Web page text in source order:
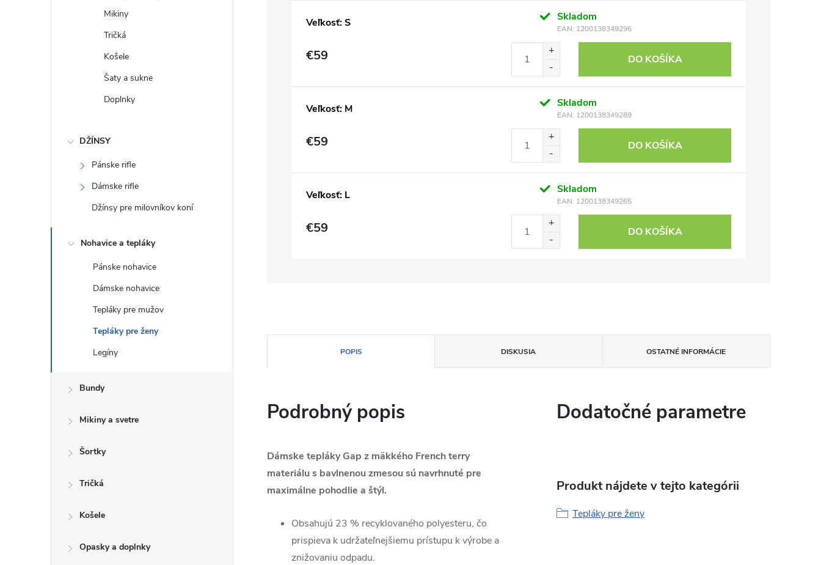
Mikiny
Tričká
Košele
Šaty a sukne
Doplnky
DŽÍNSY
Pánske rifle
Dámske rifle
Džínsy pre milovníkov koní
Nohavice a tepláky
Pánske nohavice
Dámske nohavice
Tepláky pre mužov
Tepláky pre ženy
Legíny
Bundy
Mikiny a svetre
Šortky
Tričká
Košele
Opasky a doplnky
Veľkosť: S Skladom
EAN: 1200138349296
€59 DO KOŠÍKA
Veľkosť: M Skladom
EAN: 1200138349289
€59 DO KOŠÍKA
Veľkosť: L Skladom
EAN: 1200138349265
€59 DO KOŠÍKA
POPIS DISKUSIA OSTATNÉ INFORMÁCIE
Podrobný popis
Dámske tepláky Gap z mäkkého French terry
materiálu s bavlnenou zmesou sú navrhnuté pre
maximálne pohodlie a štýl.
Obsahujú 23 % recyklovaného polyesteru, čo
prispieva k udržateľnejšiemu prístupu k výrobe a
znižovaniu odpadu.
Dodatočné parametre
Produkt nájdete v tejto kategórii
Tepláky pre ženy